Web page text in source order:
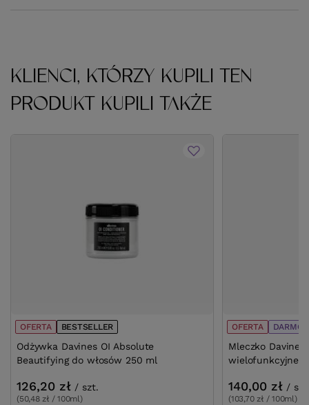
KLIENCI, KTÓRZY KUPILI TEN
PRODUKT KUPILI TAKŻE
OFERTA BESTSELLER
Odżywka Davines OI Absolute
Beautifying do włosów 250 ml
126,20 zł / szt.
(50,48 zł / 100ml)
OFERTA
Mleczko Davines
wielofunkcyjne
140,00 zł /
(103,70 zł / 100ml)